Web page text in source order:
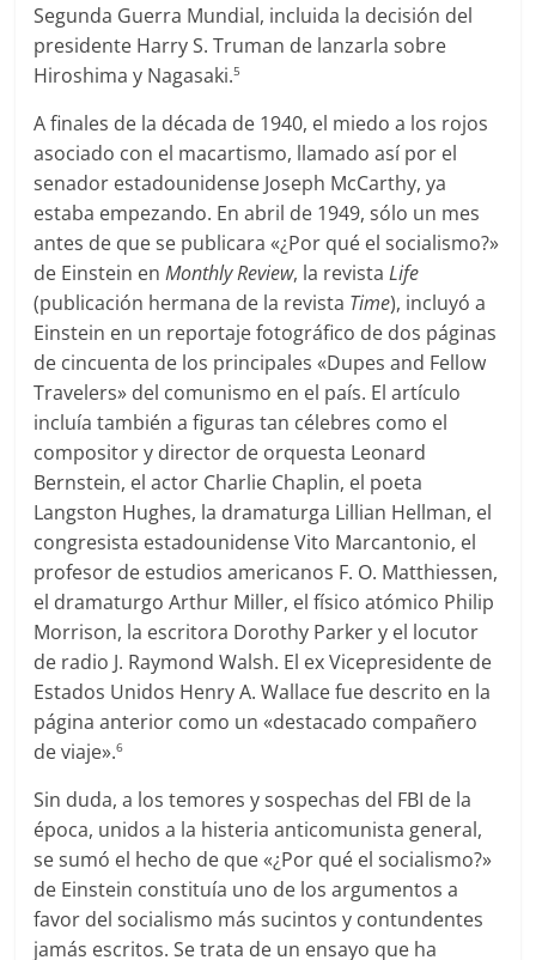
Segunda Guerra Mundial, incluida la decisión del
presidente Harry S. Truman de lanzarla sobre
Hiroshima y Nagasaki.5
A finales de la década de 1940, el miedo a los rojos
asociado con el macartismo, llamado así por el
senador estadounidense Joseph McCarthy, ya
estaba empezando. En abril de 1949, sólo un mes
antes de que se publicara «¿Por qué el socialismo?»
de Einstein enMonthly Review, la revistaLife
(publicación hermana de la revista Time), incluyó a
Einstein en un reportaje fotográfico de dos páginas
de cincuenta de los principales «Dupes and Fellow
Travelers» del comunismo en el país. El artículo
incluía también a figuras tan célebres como el
compositor y director de orquesta Leonard
Bernstein, el actor Charlie Chaplin, el poeta
Langston Hughes, la dramaturga Lillian Hellman, el
congresista estadounidense Vito Marcantonio, el
profesor de estudios americanos F. O. Matthiessen,
el dramaturgo Arthur Miller, el físico atómico Philip
Morrison, la escritora Dorothy Parker y el locutor
de radio J. Raymond Walsh. El ex Vicepresidente de
Estados Unidos Henry A. Wallace fue descrito en la
página anterior como un «destacado compañero
de viaje».6
Sin duda, a los temores y sospechas del FBI de la
época, unidos a la histeria anticomunista general,
se sumó el hecho de que «¿Por qué el socialismo?»
de Einstein constituía uno de los argumentos a
favor del socialismo más sucintos y contundentes
jamás escritos. Se trata de un ensayo que ha